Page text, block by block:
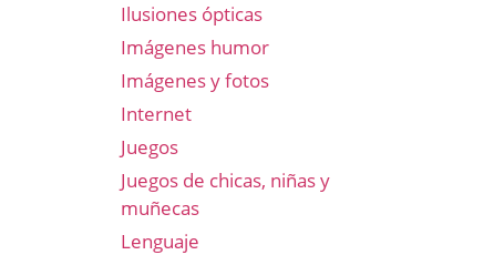
Ilusiones ópticas
Imágenes humor
Imágenes y fotos
Internet
Juegos
Juegos de chicas, niñas y
muñecas
Lenguaje